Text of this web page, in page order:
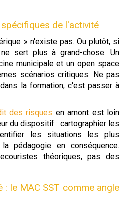
de l'activité
» n'existe pas. Ou plutôt, si
sert plus à grand-chose. Un
municipale et un open space
scénarios critiques. Ne pas
la formation, c'est passer à
des risques en amont est loin
du dispositif : cartographier les
les situations les plus
pédagogie en conséquence.
théoriques, pas des
: le MAC SST comme angle